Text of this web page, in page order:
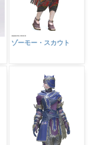
ゾーモー・スカウト